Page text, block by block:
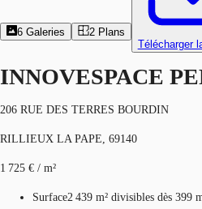
6 Galeries 2 Plans
Télécharger
INNOVESPACE
206 RUE DES TERRES BOURDIN
RILLIEUX LA PAPE, 69140
1 725 € / m²
Surface2 439 m² divisibles dès 399